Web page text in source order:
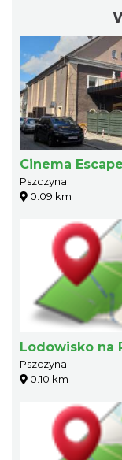
Cinema
Pszczyna
0.09 km
Lodowisko na
Pszczyna
0.10 km